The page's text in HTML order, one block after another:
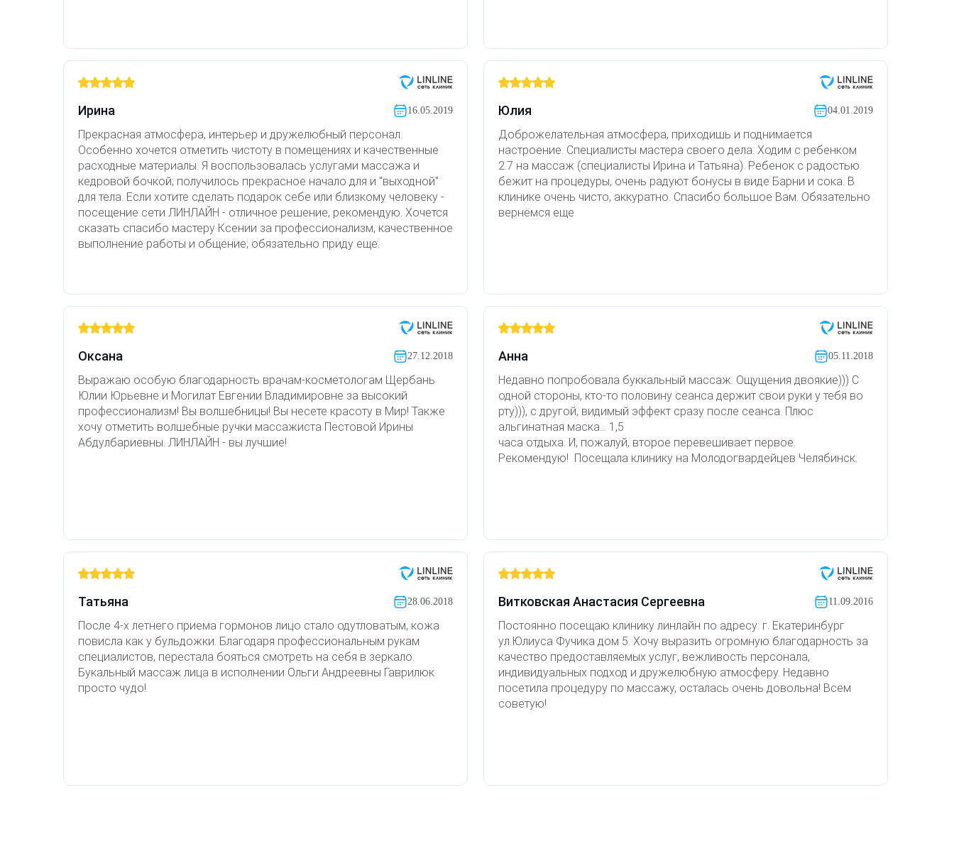
Ирина 16.05.2019
Прекрасная атмосфера, интерьер и дружелюбный персонал.
Особенно хочется отметить чистоту в помещениях и качественные
расходные материалы. Я воспользовалась услугами массажа и
кедровой бочкой; получилось прекрасное начало для и "выходной"
для тела. Если хотите сделать подарок себе или близкому человеку -
посещение сети ЛИНЛАЙН - отличное решение, рекомендую. Хочется
сказать спасибо мастеру Ксении за профессионализм, качественное
выполнение работы и общение; обязательно приду еще.
Юлия 04.01.2019
Доброжелательная атмосфера, приходишь и поднимается
настроение. Специалисты мастера своего дела. Ходим с ребенком
2.7 на массаж (специалисты Ирина и Татьяна). Ребенок с радостью
бежит на процедуры, очень радуют бонусы в виде Барни и сока. В
клинике очень чисто, аккуратно. Спасибо большое Вам. Обязательно
вернёмся еще
Оксана 27.12.2018
Выражаю особую благодарность врачам-косметологам Щербань
Юлии Юрьевне и Могилат Евгении Владимировне за высокий
профессионализм! Вы волшебницы! Вы несете красоту в Мир! Также
хочу отметить волшебные ручки массажиста Пестовой Ирины
Абдулбариевны. ЛИНЛАЙН - вы лучшие!
Анна 05.11.2018
Недавно попробовала буккальный массаж. Ощущения двоякие))) С
одной стороны, кто-то половину сеанса держит свои руки у тебя во
рту))), с другой, видимый эффект сразу после сеанса. Плюс
альгинатная маска... 1,5
часа отдыха. И, пожалуй, второе перевешивает первое.
Рекомендую! Посещала клинику на Молодогвардейцев Челябинск.
Татьяна 28.06.2018
После 4-х летнего приема гормонов лицо стало одутловатым, кожа
повисла как у бульдожки. Благодаря профессиональным рукам
специалистов, перестала бояться смотреть на себя в зеркало.
Букальный массаж лица в исполнении Ольги Андреевны Гаврилюк
просто чудо!
Витковская Анастасия Сергеевна 11.09.2016
Постоянно посещаю клинику линлайн по адресу: г. Екатеринбург
ул.Юлиуса Фучика дом 5. Хочу выразить огромную благодарность за
качество предоставляемых услуг, вежливость персонала,
индивидуальных подход и дружелюбную атмосферу. Недавно
посетила процедуру по массажу, осталась очень довольна! Всем
советую!